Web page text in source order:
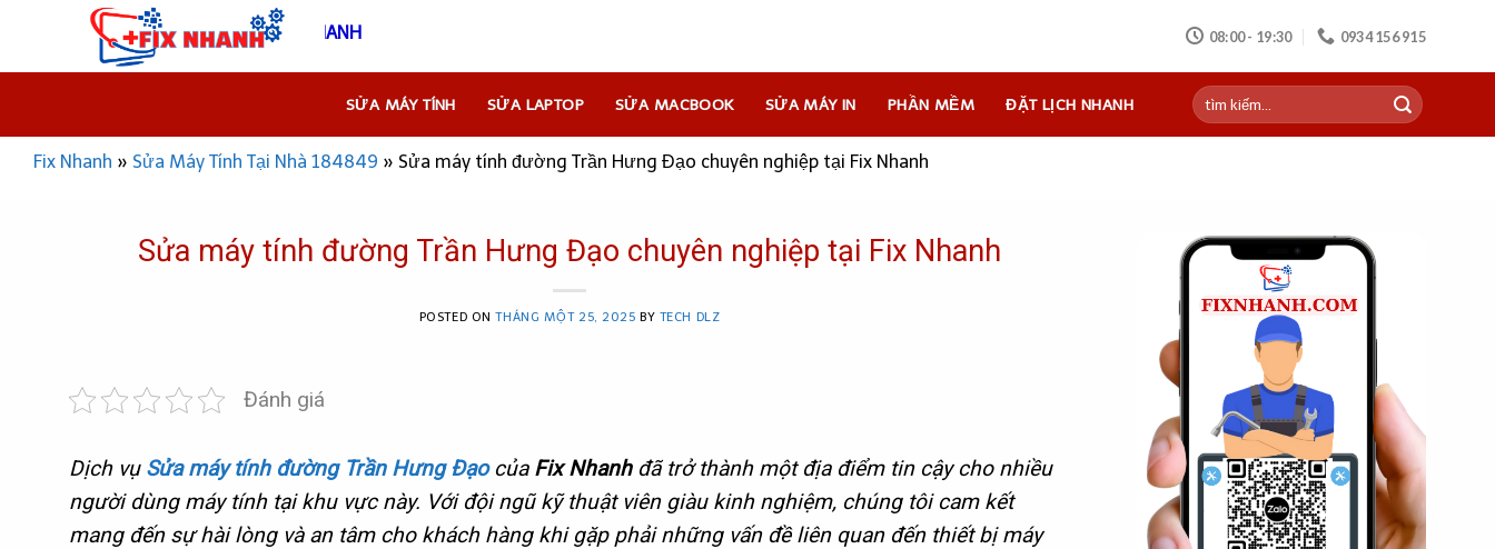
content
THÔNG TIN NHANH - FIX NHANH - BẢO HÀNH NHANH 08:00 - 19:30 0934 156 915
SỬA MÁY TÍNH SỬA LAPTOP SỬA MACBOOK SỬA MÁY IN PHẦN MỀM ĐẶT LỊCH NHANH
Fix Nhanh » Sửa Máy Tính Tại Nhà 184849 » Sửa máy tính đường Trần Hưng Đạo chuyên nghiệp tại Fix Nhanh
Sửa máy tính đường Trần Hưng Đạo chuyên nghiệp tại Fix Nhanh
POSTED ONTHÁNG MỘT 25, 2025 BY TECH DLZ
Đánh giá
Dịch vụ Sửa máy tính đường Trần Hưng Đạocủa Fix Nhanhđã trở thành một địa điểm tin cậy cho nhiều
người dùng máy tính tại khu vực này. Với đội ngũ kỹ thuật viên giàu kinh nghiệm, chúng tôi cam kết
mang đến sự hài lòng và an tâm cho khách hàng khi gặp phải những vấn đề liên quan đến thiết bị máy